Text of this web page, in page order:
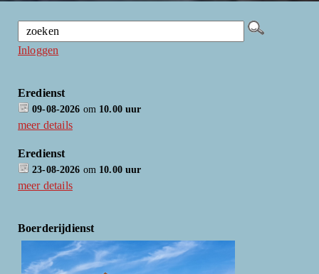
Inloggen
Eredienst
09-08-2026 om 10.00 uur
meer details
Eredienst
23-08-2026 om 10.00 uur
meer details
Boerderijdienst